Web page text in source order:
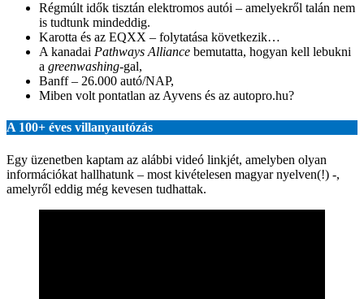
Régmúlt idők tisztán elektromos autói – amelyekről talán nem
is tudtunk mindeddig.
Karotta és az EQXX – folytatása következik…
A kanadai Pathways Alliance bemutatta, hogyan kell lebukni
a greenwashing-gal,
Banff – 26.000 autó/NAP,
Miben volt pontatlan az Ayvens és az autopro.hu?
A 100+ éves villanyautózás
Egy üzenetben kaptam az alábbi videó linkjét, amelyben olyan
információkat hallhatunk – most kivételesen magyar nyelven(!) -,
amelyről eddig még kevesen tudhattak.